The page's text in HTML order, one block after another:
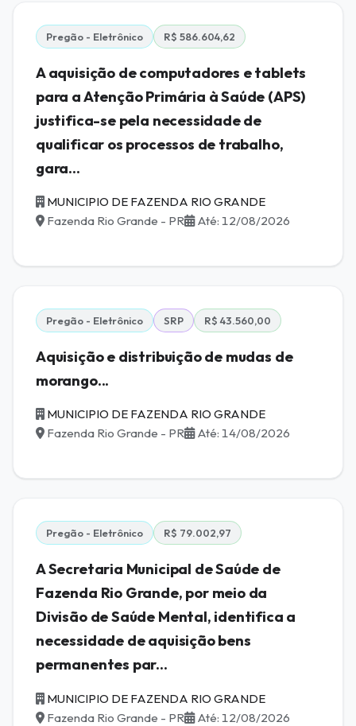
Pregão - Eletrônico R$ 586.604,62
A aquisição de computadores e tablets
para a Atenção Primária à Saúde (APS)
justifica-se pela necessidade de
qualificar os processos de trabalho,
gara...
MUNICIPIO DE FAZENDA RIO GRANDE
Fazenda Rio Grande - PR
Até: 12/08/2026
Pregão - Eletrônico SRP R$ 43.560,00
Aquisição e distribuição de mudas de
morango...
MUNICIPIO DE FAZENDA RIO GRANDE
Fazenda Rio Grande - PR
Até: 14/08/2026
Pregão - Eletrônico R$ 79.002,97
A Secretaria Municipal de Saúde de
Fazenda Rio Grande, por meio da
Divisão de Saúde Mental, identifica a
necessidade de aquisição bens
permanentes par...
MUNICIPIO DE FAZENDA RIO GRANDE
Fazenda Rio Grande - PR
Até: 12/08/2026